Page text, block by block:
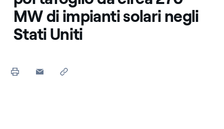
MW di impianti solari negli
Stati Uniti